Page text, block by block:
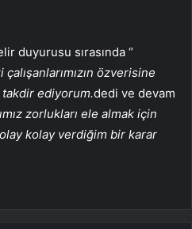
duyurusu sırasında “
özverisine
ediyorum.dedi ve devam
zorlukları ele almak için
kolay verdiğim bir karar